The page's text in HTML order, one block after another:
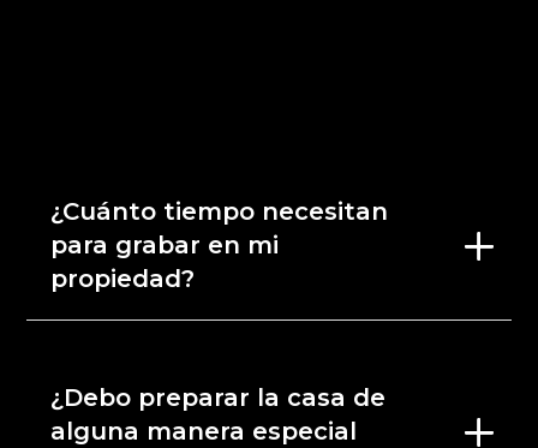
¿Cuánto tiempo necesitan
para grabar en mi
propiedad?
¿Debo preparar la casa de
alguna manera especial